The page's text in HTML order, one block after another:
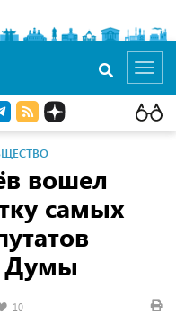
вошел
самых
Думы
10